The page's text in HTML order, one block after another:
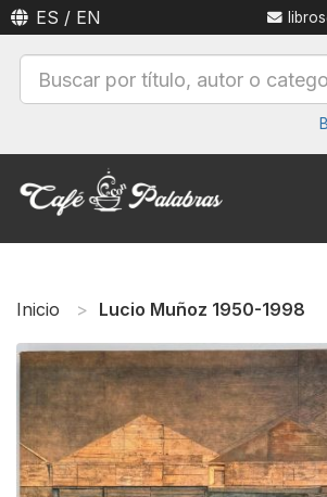
ES / EN
Inicio Lucio Muñoz 1950-1998